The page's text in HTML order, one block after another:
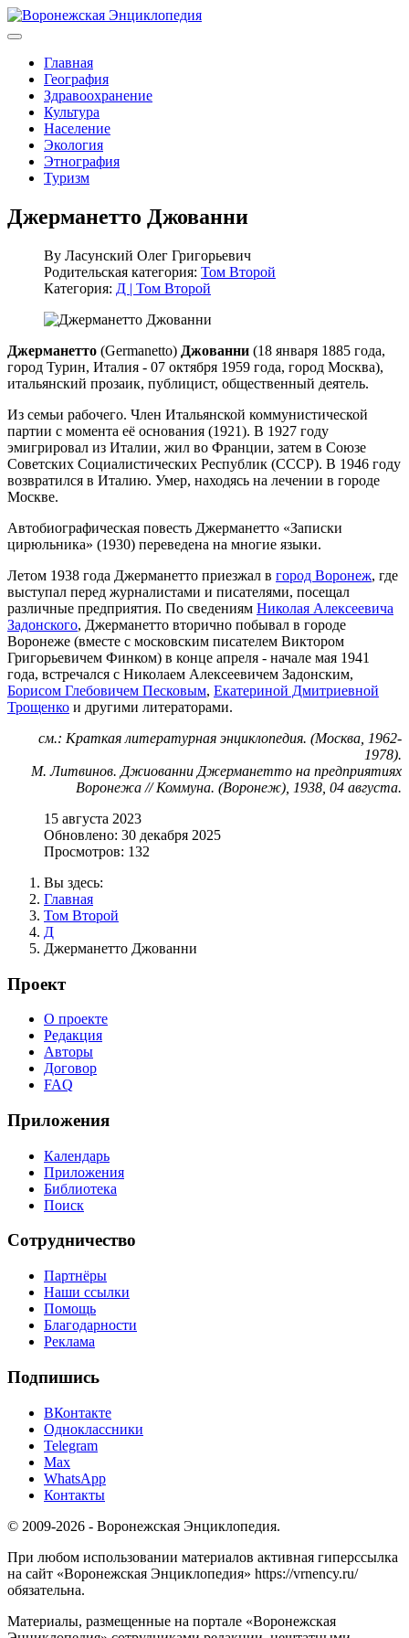
Главная
География
Здравоохранение
Культура
Население
Экология
Этнография
Туризм
Джерманетто Джованни
By Ласунский Олег Григорьевич
Родительская категория: Том Второй
Категория: Д | Том Второй
Джерманетто (Germanetto) Джованни (18 января 1885 года,
город Турин, Италия - 07 октября 1959 года, город Москва),
итальянский прозаик, публицист, общественный деятель.
Из семьи рабочего. Член Итальянской коммунистической
партии с момента её основания (1921). В 1927 году
эмигрировал из Италии, жил во Франции, затем в Союзе
Советских Социалистических Республик (СССР). В 1946 году
возвратился в Италию. Умер, находясь на лечении в городе
Москве.
Автобиографическая повесть Джерманетто «Записки
цирюльника» (1930) переведена на многие языки.
Летом 1938 года Джерманетто приезжал в город Воронеж, где
выступал перед журналистами и писателями, посещал
различные предприятия. По сведениям Николая Алексеевича
Задонского, Джерманетто вторично побывал в городе
Воронеже (вместе с московским писателем Виктором
Григорьевичем Финком) в конце апреля - начале мая 1941
года, встречался с Николаем Алексеевичем Задонским,
Борисом Глебовичем Песковым, Екатериной Дмитриевной
Трощенко и другими литераторами.
см.: Краткая литературная энциклопедия. (Москва, 1962-
1978).
М. Литвинов. Джиованни Джерманетто на предприятиях
Воронежа // Коммуна. (Воронеж), 1938, 04 августа.
15 августа 2023
Обновлено: 30 декабря 2025
Просмотров: 132
Вы здесь:
Главная
Том Второй
Д
Джерманетто Джованни
Проект
О проекте
Редакция
Авторы
Договор
FAQ
Приложения
Календарь
Приложения
Библиотека
Поиск
Сотрудничество
Партнёры
Наши ссылки
Помощь
Благодарности
Реклама
Подпишись
ВКонтакте
Одноклассники
Telegram
Max
WhatsApp
Контакты
© 2009-2026 - Воронежская Энциклопедия.
При любом использовании материалов активная гиперссылка
на сайт «Воронежская Энциклопедия» https://vrnency.ru/
обязательна.
Материалы, размещенные на портале «Воронежская